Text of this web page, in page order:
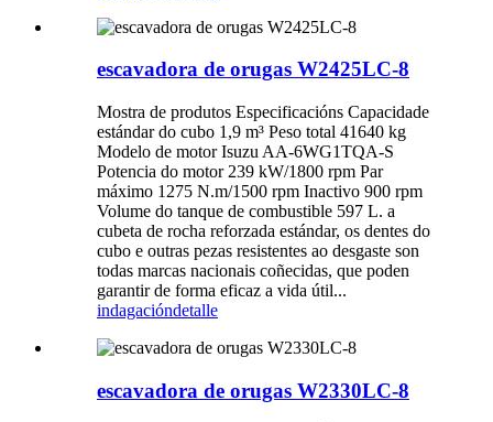
escavadora de orugas W2425LC-8
Mostra de produtos Especificacións Capacidade
estándar do cubo 1,9 m³ Peso total 41640 kg
Modelo de motor Isuzu AA-6WG1TQA-S
Potencia do motor 239 kW/1800 rpm Par
máximo 1275 N.m/1500 rpm Inactivo 900 rpm
Volume do tanque de combustible 597 L. a
cubeta de rocha reforzada estándar, os dentes do
cubo e outras pezas resistentes ao desgaste son
todas marcas nacionais coñecidas, que poden
garantir de forma eficaz a vida útil...
indagacióndetalle
escavadora de orugas W2330LC-8